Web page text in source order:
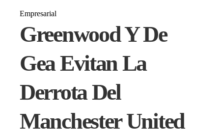
Empresarial
Greenwood Y De
Gea Evitan La
Derrota Del
Manchester United